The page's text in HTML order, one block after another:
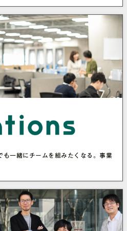
も一緒にチームを組みたくなる。事業